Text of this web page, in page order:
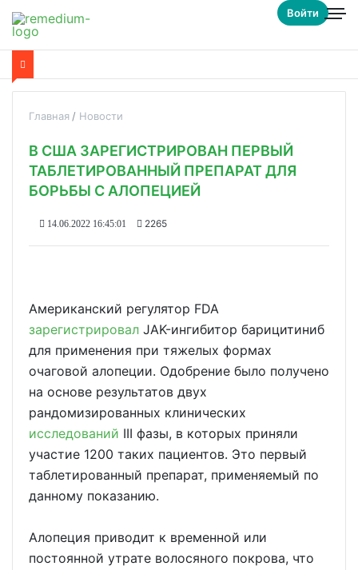
Войти
Главная Новости
В США ЗАРЕГИСТРИРОВАН ПЕРВЫЙ
ТАБЛЕТИРОВАННЫЙ ПРЕПАРАТ ДЛЯ
БОРЬБЫ С АЛОПЕЦИЕЙ
14.06.2022 16:45:01 2265
Американский регулятор FDA
зарегистрировал JAK-ингибитор барицитиниб
для применения при тяжелых формах
очаговой алопеции. Одобрение было получено
на основе результатов двух
рандомизированных клинических
исследований III фазы, в которых приняли
участие 1200 таких пациентов. Это первый
таблетированный препарат, применяемый по
данному показанию.
Алопеция приводит к временной или
постоянной утрате волосяного покрова, что